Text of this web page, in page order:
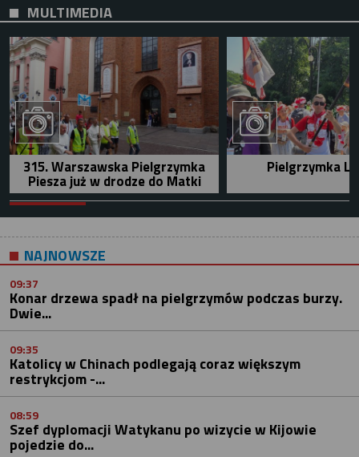
MULTIMEDIA
315. Warszawska Pielgrzymka
Piesza już w drodze do Matki
Pielgrzymka
NAJNOWSZE
09:37
Konar drzewa spadł na pielgrzymów podczas burzy.
Dwie...
09:35
Katolicy w Chinach podlegają coraz większym
restrykcjom -...
08:59
Szef dyplomacji Watykanu po wizycie w Kijowie
pojedzie do...